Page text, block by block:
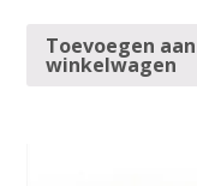
Toevoegen aan
winkelwagen